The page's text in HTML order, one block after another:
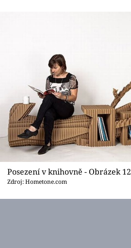
Posezení v knihovně - Obrázek 12
Zdroj: Hometone.com